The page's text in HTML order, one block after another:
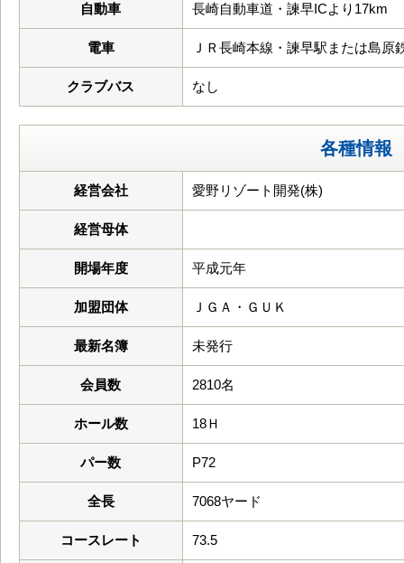
自動車 長崎自動車道・諫早ICより17km
電車 ＪＲ長崎本線・諫早駅または島原
クラブバス なし
各種情報
経営会社 愛野リゾート開発(株)
経営母体
開場年度 平成元年
加盟団体 ＪＧＡ・ＧＵＫ
最新名簿 未発行
会員数 2810名
ホール数 18Ｈ
パー数 P72
全長 7068ヤード
コースレート 73.5